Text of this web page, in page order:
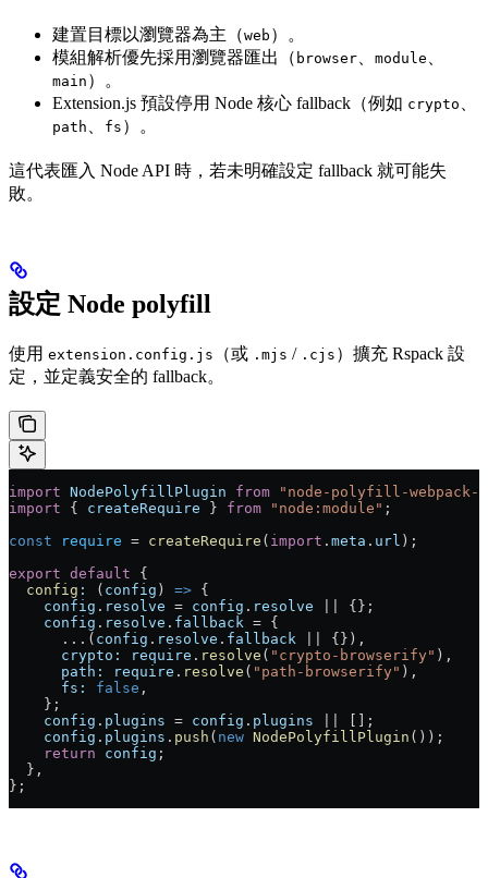
建置目標以瀏覽器為主（web ）。
模組解析優先採用瀏覽器匯出（ browser module
main ）。
Extension.js 預設停用 Node 核心 fallback（例如 crypto
path fs ）。
這代表匯入 Node API 時，若未明確設定 fallback 就可能失
敗。
設定 Node polyfill
使用 extension.config.js （或 .mjs / .cjs ）擴充 Rspack 設
定，並定義安全的 fallback。
import NodePolyfillPlugin from "node-polyfill-webpack-
import { createRequire } from "node:module" ;
const require = createRequire ( import . meta . url );
export default {
  config
: ( config ) => {
    config
. resolve = config . resolve
{};
    config
. resolve . fallback = {
      ...
( config . resolve . fallback
{}),
      crypto:
require . resolve ( "crypto-browserify" ),
      path:
require . resolve ( "path-browserify" ),
      fs:
false ,
    };
    config
. plugins = config . plugins
[];
    config
. plugins . push ( new NodePolyfillPlugin ());
    return
config ;
  }
,
} ;